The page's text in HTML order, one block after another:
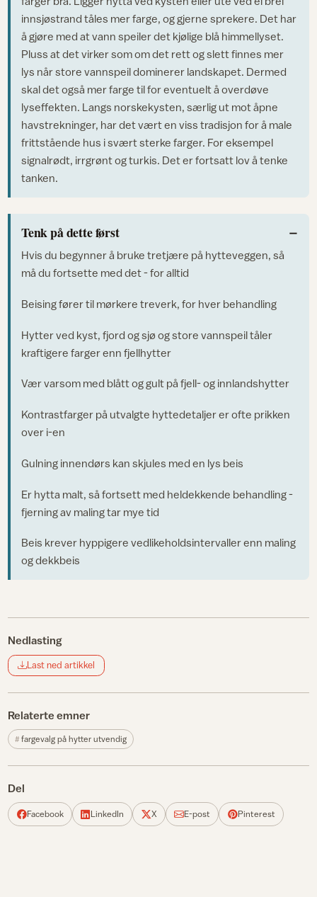
innsjøstrand tåles mer farge, og gjerne sprekere. Det har
å gjøre med at vann speiler det kjølige blå himmellyset.
Pluss at det virker som om det rett og slett finnes mer
lys når store vannspeil dominerer landskapet. Dermed
skal det også mer farge til for eventuelt å overdøve
lyseffekten. Langs norskekysten, særlig ut mot åpne
havstrekninger, har det vært en viss tradisjon for å male
frittstående hus i svært sterke farger. For eksempel
signalrødt, irrgrønt og turkis. Det er fortsatt lov å tenke
tanken.
Tenk på dette først
Hvis du begynner å bruke tretjære på hytteveggen, så
må du fortsette med det - for alltid
Beising fører til mørkere treverk, for hver behandling
Hytter ved kyst, fjord og sjø og store vannspeil tåler
kraftigere farger enn fjellhytter
Vær varsom med blått og gult på fjell- og innlandshytter
Kontrastfarger på utvalgte hyttedetaljer er ofte prikken
over i-en
Gulning innendørs kan skjules med en lys beis
Er hytta malt, så fortsett med heldekkende behandling -
fjerning av maling tar mye tid
Beis krever hyppigere vedlikeholdsintervaller enn maling
og dekkbeis
Nedlasting
Last ned artikkel
Relaterte emner
fargevalg på hytter utvendig
Del
Facebook LinkedIn X E-post Pinterest